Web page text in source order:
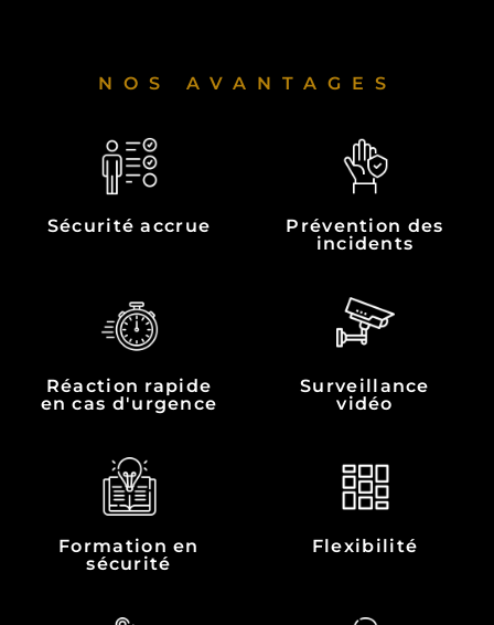
NOS AVANTAGES
Sécurité accrue
Prévention des
incidents
Réaction rapide
en cas d'urgence
Surveillance
vidéo
Formation en
sécurité
Flexibilité